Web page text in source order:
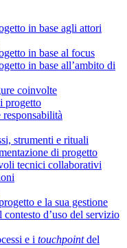
in base agli attori
in base al focus
in base all’ambito di
coinvolte
progetto
strumenti e rituali
di progetto
tecnici collaborativi
e la sua gestione
d’uso del servizio
e i touchpointdel